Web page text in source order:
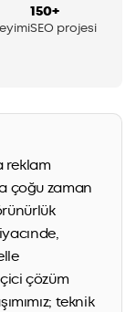
150+
SEO projesi
reklam
çoğu zaman
çözüm
teknik